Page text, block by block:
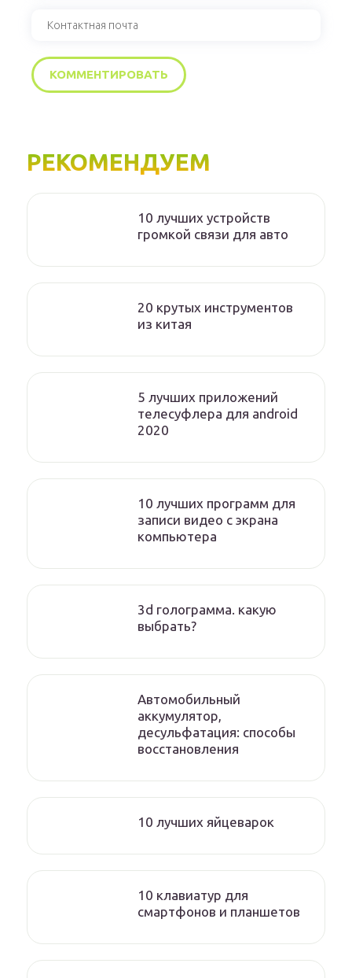
РЕКОМЕНДУЕМ
10 лучших устройств
громкой связи для авто
20 крутых инструментов
из китая
5 лучших приложений
телесуфлера для android
2020
10 лучших программ для
записи видео с экрана
компьютера
3d голограмма. какую
выбрать?
Автомобильный
аккумулятор,
десульфатация: способы
восстановления
10 лучших яйцеварок
10 клавиатур для
смартфонов и планшетов